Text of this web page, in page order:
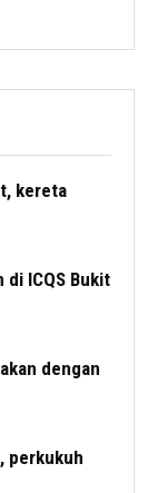
kereta
ICQS Bukit
dengan
perkukuh